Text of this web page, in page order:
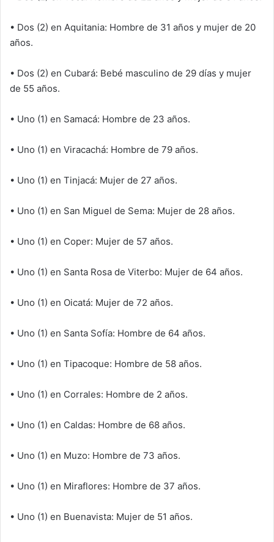
• Dos (2) en Aquitania: Hombre de 31 años y mujer de 20
años.
• Dos (2) en Cubará: Bebé masculino de 29 días y mujer
de 55 años.
• Uno (1) en Samacá: Hombre de 23 años.
• Uno (1) en Viracachá: Hombre de 79 años.
• Uno (1) en Tinjacá: Mujer de 27 años.
• Uno (1) en San Miguel de Sema: Mujer de 28 años.
• Uno (1) en Coper: Mujer de 57 años.
• Uno (1) en Santa Rosa de Viterbo: Mujer de 64 años.
• Uno (1) en Oicatá: Mujer de 72 años.
• Uno (1) en Santa Sofía: Hombre de 64 años.
• Uno (1) en Tipacoque: Hombre de 58 años.
• Uno (1) en Corrales: Hombre de 2 años.
• Uno (1) en Caldas: Hombre de 68 años.
• Uno (1) en Muzo: Hombre de 73 años.
• Uno (1) en Miraflores: Hombre de 37 años.
• Uno (1) en Buenavista: Mujer de 51 años.